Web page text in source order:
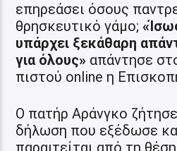
επηρεάσει όσους
θρησκευτικό γάμο;
υπάρχει ξεκάθαρη
για όλους» απάντησε
πιστού online η
Ο πατήρ Αράνγκο
δήλωση που εξέδωσε
παραιτείται από τη